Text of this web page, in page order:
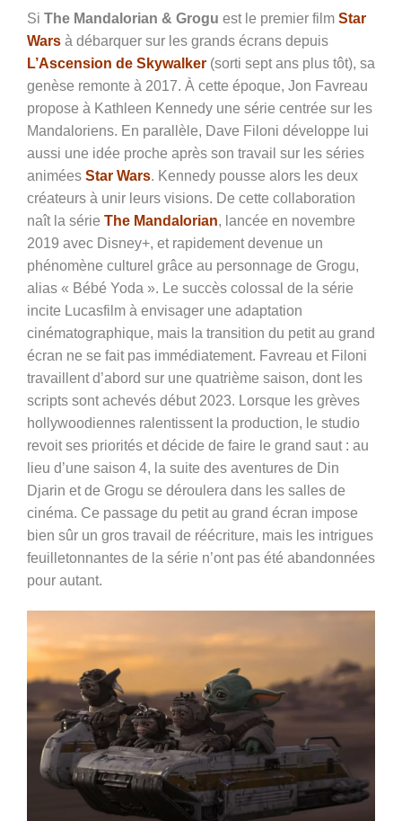
Si The Mandalorian & Grogu est le premier film Star
Wars à débarquer sur les grands écrans depuis
L’Ascension de Skywalker (sorti sept ans plus tôt), sa
genèse remonte à 2017. À cette époque, Jon Favreau
propose à Kathleen Kennedy une série centrée sur les
Mandaloriens. En parallèle, Dave Filoni développe lui
aussi une idée proche après son travail sur les séries
animées Star Wars. Kennedy pousse alors les deux
créateurs à unir leurs visions. De cette collaboration
naît la série The Mandalorian, lancée en novembre
2019 avec Disney+, et rapidement devenue un
phénomène culturel grâce au personnage de Grogu,
alias « Bébé Yoda ». Le succès colossal de la série
incite Lucasfilm à envisager une adaptation
cinématographique, mais la transition du petit au grand
écran ne se fait pas immédiatement. Favreau et Filoni
travaillent d’abord sur une quatrième saison, dont les
scripts sont achevés début 2023. Lorsque les grèves
hollywoodiennes ralentissent la production, le studio
revoit ses priorités et décide de faire le grand saut : au
lieu d’une saison 4, la suite des aventures de Din
Djarin et de Grogu se déroulera dans les salles de
cinéma. Ce passage du petit au grand écran impose
bien sûr un gros travail de réécriture, mais les intrigues
feuilletonnantes de la série n’ont pas été abandonnées
pour autant.